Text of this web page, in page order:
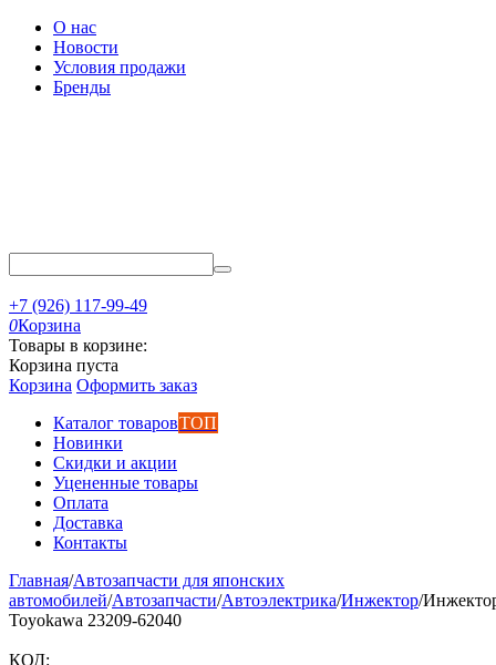
О нас
Новости
Условия продажи
Бренды
+7 (926) 117-99-49
0Корзина
Товары в корзине:
Корзина пуста
Корзина Оформить заказ
Каталог товаровТОП
Новинки
Скидки и акции
Уцененные товары
Оплата
Доставка
Контакты
Главная/Автозапчасти для японских
автомобилей/Автозапчасти/Автоэлектрика/Инжектор/
Toyokawa 23209-62040
КОД: